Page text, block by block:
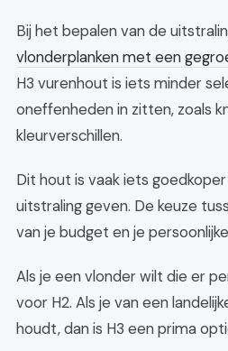
Bij het bepalen van de
vlonderplanken met een
H3 vurenhout is iets minder
oneffenheden in zitten, zoals
kleurverschillen.
Dit hout is vaak iets
uitstraling geven. De keuze
van je budget en je
Als je een vlonder wilt die er
voor H2. Als je van een
houdt, dan is H3 een prima